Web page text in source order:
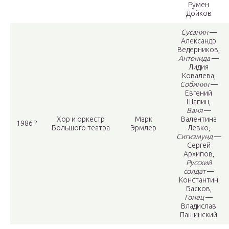
Румен
Дойков
1986 ?
Хор и оркестр
Большого театра
Марк
Эрмлер
Сусанин—
Александр
Ведерников,
Антонида—
Лидия
Ковалева,
Собинин—
Евгений
Шапин,
Ваня—
Валентина
Левко,
Сигизмунд—
Сергей
Архипов,
Русский
солдат—
Константин
Басков,
Гонец—
Владислав
Пашинский